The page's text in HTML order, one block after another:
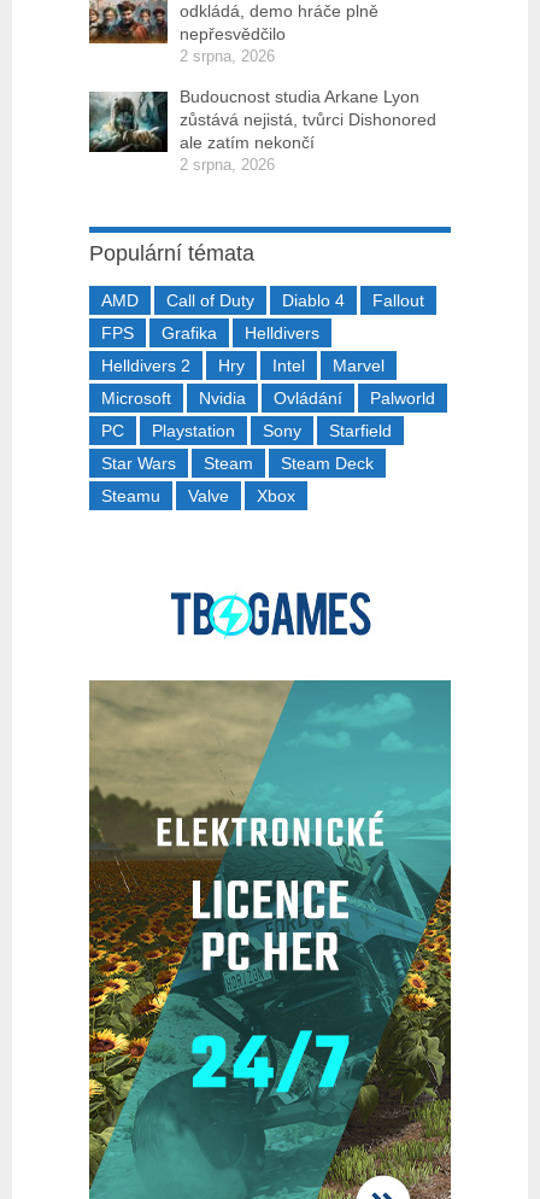
odkládá, demo hráče plně
nepřesvědčilo
2 srpna, 2026
Budoucnost studia Arkane Lyon
zůstává nejistá, tvůrci Dishonored
ale zatím nekončí
2 srpna, 2026
Populární témata
AMD Call of Duty Diablo 4
Fallout
FPS
Grafika
Helldivers
Helldivers 2
Hry Intel
Marvel
Microsoft
Nvidia Ovládání
Palworld
PC
Playstation Sony
Starfield
Star Wars
Steam
Steam Deck
Steamu
Valve Xbox